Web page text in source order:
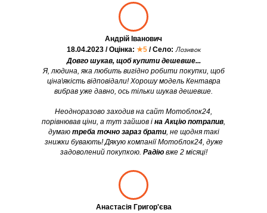
Анастасія Григор'єва
Довго шукав, щоб купити дешевше...
Я, людина, яка любить вигідно робити покупки, щоб
ціна\якість відповідали! Хорошу модель Кентавра
вибрав уже давно, ось тільки шукав дешевше.
Неодноразово заходив на сайт Мотоблок24,
порівнював ціни, а тут зайшов і на Акцію потрапив,
думаю треба точно зараз брати, не щодня такі
знижки бувають! Дякую компанії Мотоблок24, дуже
задоволений покупкою. Радіювже 2 місяці!
Андрій Іванович
18.04.2023 / Оцінка: ★5 / Село: Лозивок